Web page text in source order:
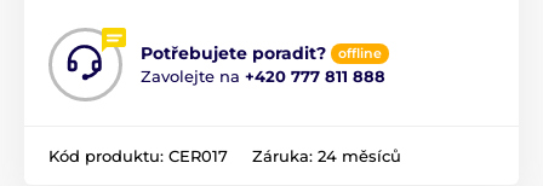
Potřebujete poradit? offline
Zavolejte na +420 777 811 888
Kód produktu: CER017 Záruka: 24 měsíců